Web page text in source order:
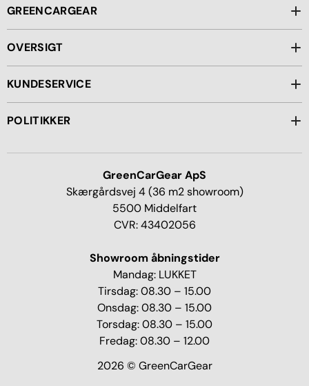
GREENCARGEAR
OVERSIGT
KUNDESERVICE
POLITIKKER
GreenCarGear ApS
Skærgårdsvej 4 (36 m2 showroom)
5500 Middelfart
CVR: 43402056
Showroom åbningstider
Mandag: LUKKET
Tirsdag: 08.30 – 15.00
Onsdag: 08.30 – 15.00
Torsdag: 08.30 – 15.00
Fredag: 08.30 – 12.00
2026 © GreenCarGear